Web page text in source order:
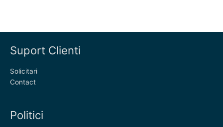
Suport Clienti
Solicitari
Contact
Politici